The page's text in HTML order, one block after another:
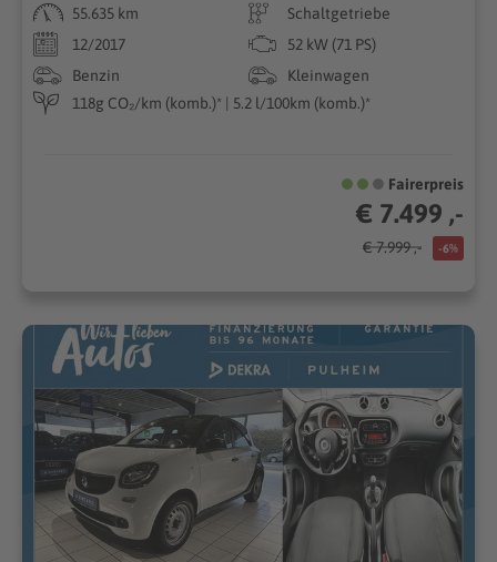
55.635 km
Schaltgetriebe
12/2017
52 kW (71 PS)
Benzin
Kleinwagen
118g CO₂/km (komb.)* | 5.2 l/100km (komb.)*
Fairerpreis
€ 7.499 ,-
€ 7.999 ,- -6%